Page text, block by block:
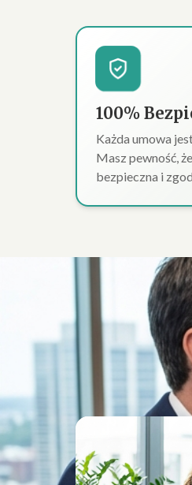
100%
Każda umowa
Masz pewność,
bezpieczna i